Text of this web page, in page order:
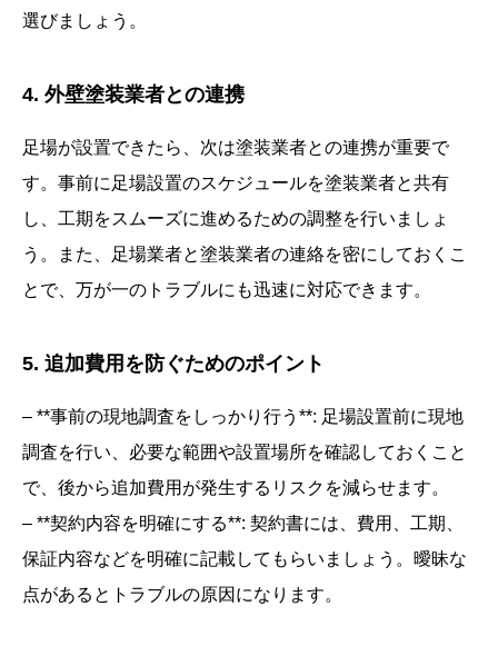
選びましょう。
4. 外壁塗装業者との連携
足場が設置できたら、次は塗装業者との連携が重要で
す。事前に足場設置のスケジュールを塗装業者と共有
し、工期をスムーズに進めるための調整を行いましょ
う。また、足場業者と塗装業者の連絡を密にしておくこ
とで、万が一のトラブルにも迅速に対応できます。
5. 追加費用を防ぐためのポイント
– **事前の現地調査をしっかり行う**: 足場設置前に現地
調査を行い、必要な範囲や設置場所を確認しておくこと
で、後から追加費用が発生するリスクを減らせます。
– **契約内容を明確にする**: 契約書には、費用、工期、
保証内容などを明確に記載してもらいましょう。曖昧な
点があるとトラブルの原因になります。